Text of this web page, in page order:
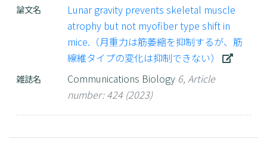
Lunar gravity prevents skeletal
muscle atrophy, but not muscle fiber
type transition
2022年10月
論文名
Lunar gravity prevents skeletal muscle
atrophy but not myofiber type shift in
mice.（月重力は筋萎縮を抑制するが、筋
線維タイプの変化は抑制できない）
雑誌名 Communications Biology 6, Article
number: 424 (2023)